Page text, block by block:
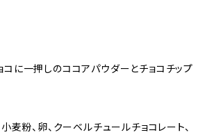
コに一押しのココアパウダーとチョコチップ
小麦粉、卵、クーベルチュールチョコレート、